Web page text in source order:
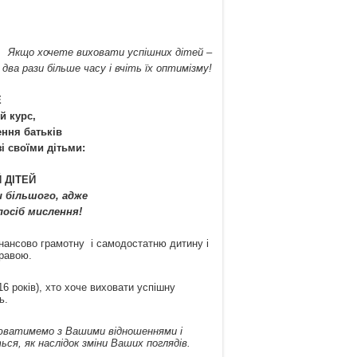
Якщо хочете виховати успішних дітей –
рази більше часу і вчіть їх оптимізму!
курс,
батьків
своїми дітьми:
більшого, адже
мислення!
грамотну і самодостатню дитину і
років), хто хоче виховати успішну
з Вашими відношеннями і
як наслідок зміни Ваших поглядів.